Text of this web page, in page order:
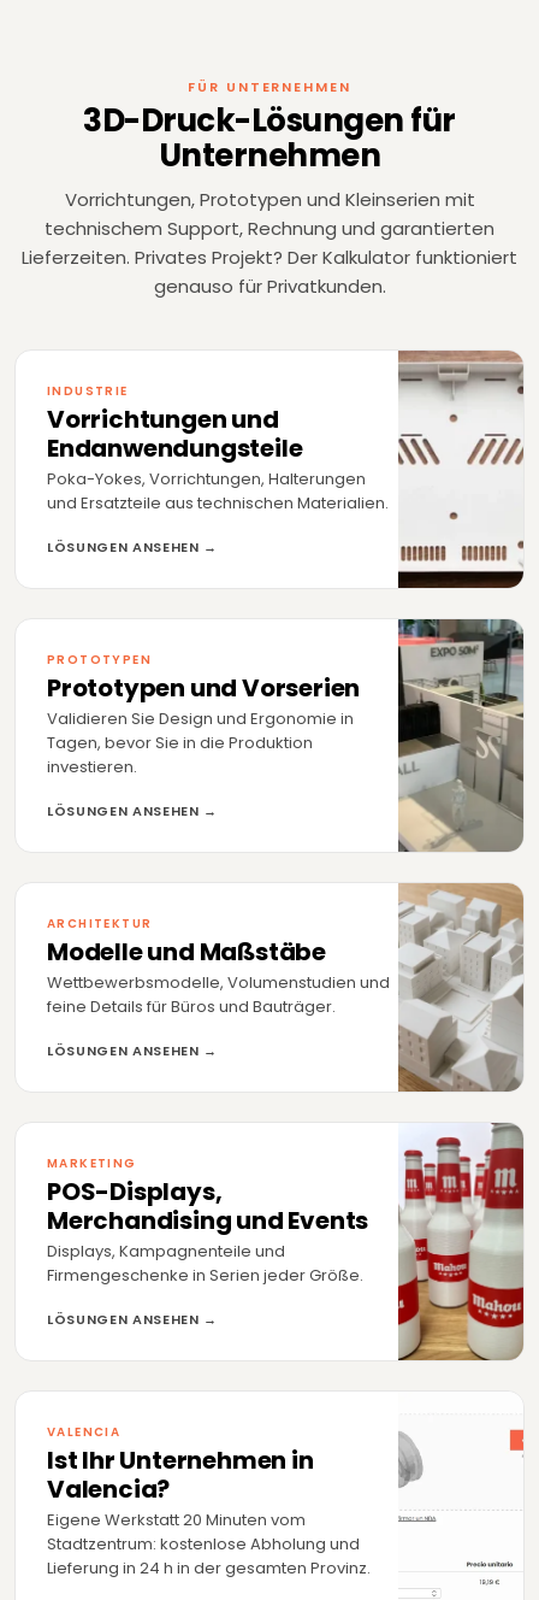
FÜR UNTERNEHMEN
3D-Druck-Lösungen für
Unternehmen
Vorrichtungen, Prototypen und Kleinserien mit
technischem Support, Rechnung und garantierten
Lieferzeiten. Privates Projekt? Der Kalkulator funktioniert
genauso für Privatkunden.
INDUSTRIE
Vorrichtungen und
Endanwendungsteile
Poka-Yokes, Vorrichtungen, Halterungen
und Ersatzteile aus technischen Materialien.
LÖSUNGEN ANSEHEN →
PROTOTYPEN
Prototypen und Vorserien
Validieren Sie Design und Ergonomie in
Tagen, bevor Sie in die Produktion
investieren.
LÖSUNGEN ANSEHEN →
ARCHITEKTUR
Modelle und Maßstäbe
Wettbewerbsmodelle, Volumenstudien und
feine Details für Büros und Bauträger.
LÖSUNGEN ANSEHEN →
MARKETING
POS-Displays,
Merchandising und Events
Displays, Kampagnenteile und
Firmengeschenke in Serien jeder Größe.
LÖSUNGEN ANSEHEN →
VALENCIA
Ist Ihr Unternehmen in
Valencia?
Eigene Werkstatt 20 Minuten vom
Stadtzentrum: kostenlose Abholung und
Lieferung in 24 h in der gesamten Provinz.